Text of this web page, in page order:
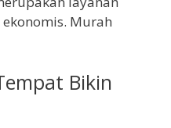
Murah
Bikin